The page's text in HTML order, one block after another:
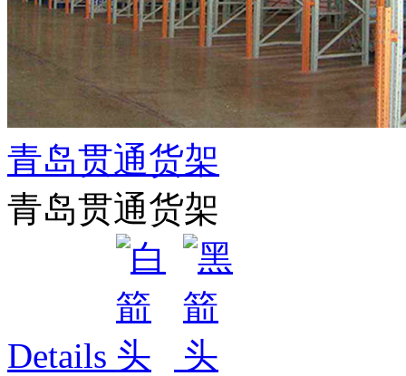
青岛贯通货架
青岛贯通货架
Details